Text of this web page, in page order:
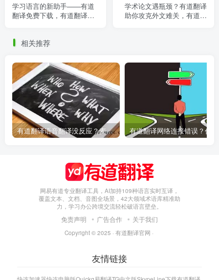
学习语言的新助手——有道
翻译免费下载，有道翻译下
学术论文遇瓶颈？有道翻译
助你攻克外文难关，有道翻
相关推荐
有道翻译语音翻译没反应？麦克风权限设置指南
网易有道专业翻译工具，AI加持109种语言实时互译，
覆盖文本、文档、音图全场景，42大领域术语库精准助
力，学习办公跨境交流轻松破语言壁垒。
免责声明 广告合作 关于我们
Copyright © 2025 · 有道翻译官网 ·
友情链接